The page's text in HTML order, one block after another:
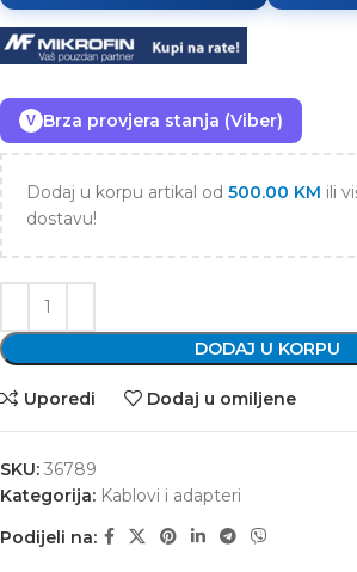
V Brza provjera stanja (Viber)
Dodaj u korpu artikal od 500.00 KM ili
dostavu!
DODAJ U KORPU
Uporedi Dodaj u omiljene
SKU: 36789
Kategorija: Kablovi i adapteri
Podijeli na: